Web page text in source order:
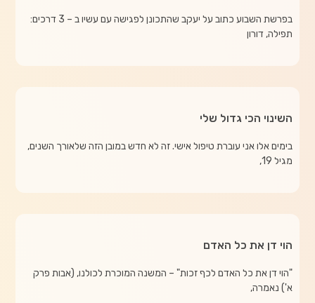
בפרשת השבוע כתוב על יעקב שהתכונן לפגישה עם עשיו ב – 3 דרכים:
תפילה, דורון
השינוי הכי גדול שלי
בימים אלו אני עוברת טיפול אישי. זה לא חדש במובן הזה שלאורך השנים,
מגיל 19,
הוי דן את כל האדם
"הוי דן את כל האדם לכף זכות" – המשנה המוכרת לכולנו, (אבות פרק
א') נאמרה,